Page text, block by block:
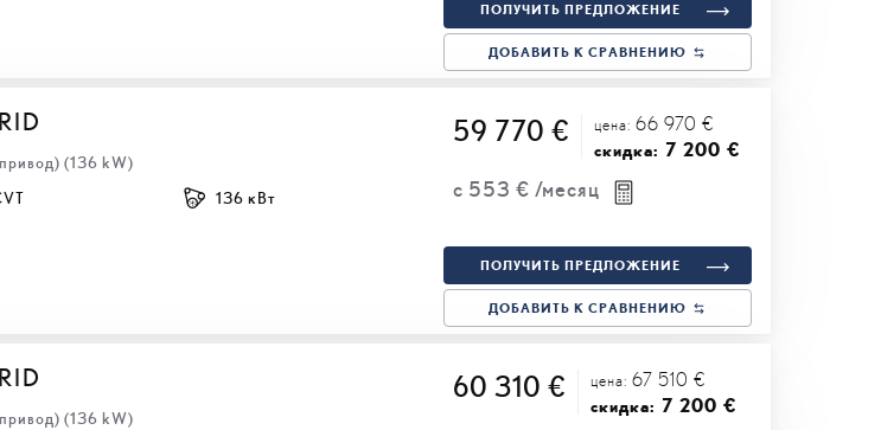
ПОЛУЧИТЬ ПРЕДЛОЖЕНИЕ
ДОБАВИТЬ К СРАВНЕНИЮ
(136 kW)
59 770 € цена: 66 970 €
скидка: 7 200 €
с 553 € /месяц
136 кВт
ПОЛУЧИТЬ ПРЕДЛОЖЕНИЕ
ДОБАВИТЬ К СРАВНЕНИЮ
(136 kW)
60 310 € цена: 67 510 €
скидка: 7 200 €